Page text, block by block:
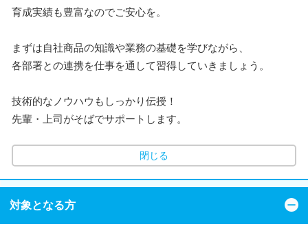
育成実績も豊富なのでご安心を。
まずは自社商品の知識や業務の基礎を学びながら、
各部署との連携を仕事を通して習得していきましょう。
技術的なノウハウもしっかり伝授！
先輩・上司がそばでサポートします。
閉じる
対象となる方